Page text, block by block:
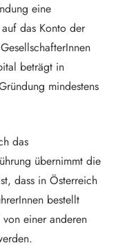
eine
das Konto der
beträgt in
mindestens
das
übernimmt die
dass in Österreich
bestellt
einer anderen